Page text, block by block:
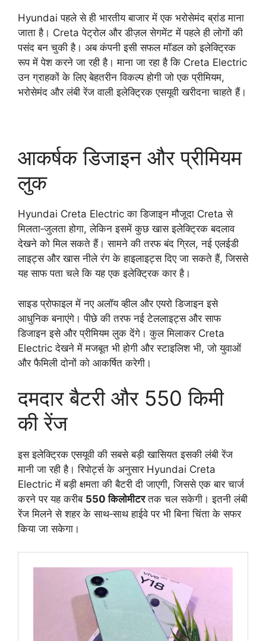
Hyundai पहले से ही भारतीय बाजार में एक भरोसेमंद ब्रांड माना
जाता है। Creta पेट्रोल और डीज़ल सेगमेंट में पहले ही लोगों की
पसंद बन चुकी है। अब कंपनी इसी सफल मॉडल को इलेक्ट्रिक
रूप में पेश करने जा रही है। माना जा रहा है कि Creta Electric
उन ग्राहकों के लिए बेहतरीन विकल्प होगी जो एक प्रीमियम,
भरोसेमंद और लंबी रेंज वाली इलेक्ट्रिक एसयूवी खरीदना चाहते हैं।
आकर्षक डिजाइन और प्रीमियम
लुक
Hyundai Creta Electric का डिजाइन मौजूदा Creta से
मिलता‑जुलता होगा, लेकिन इसमें कुछ खास इलेक्ट्रिक बदलाव
देखने को मिल सकते हैं। सामने की तरफ बंद ग्रिल, नई एलईडी
लाइट्स और खास नीले रंग के हाइलाइट्स दिए जा सकते हैं, जिससे
यह साफ पता चले कि यह एक इलेक्ट्रिक कार है।
साइड प्रोफाइल में नए अलॉय व्हील और एयरो डिजाइन इसे
आधुनिक बनाएंगे। पीछे की तरफ नई टेललाइट्स और साफ
डिजाइन इसे और प्रीमियम लुक देंगे। कुल मिलाकर Creta
Electric देखने में मजबूत भी होगी और स्टाइलिश भी, जो युवाओं
और फैमिली दोनों को आकर्षित करेगी।
दमदार बैटरी और 550 किमी
की रेंज
इस इलेक्ट्रिक एसयूवी की सबसे बड़ी खासियत इसकी लंबी रेंज
मानी जा रही है। रिपोर्ट्स के अनुसार Hyundai Creta
Electric में बड़ी क्षमता की बैटरी दी जाएगी, जिससे एक बार चार्ज
करने पर यह करीब 550 किलोमीटरतक चल सकेगी। इतनी लंबी
रेंज मिलने से शहर के साथ‑साथ हाईवे पर भी बिना चिंता के सफर
किया जा सकेगा।